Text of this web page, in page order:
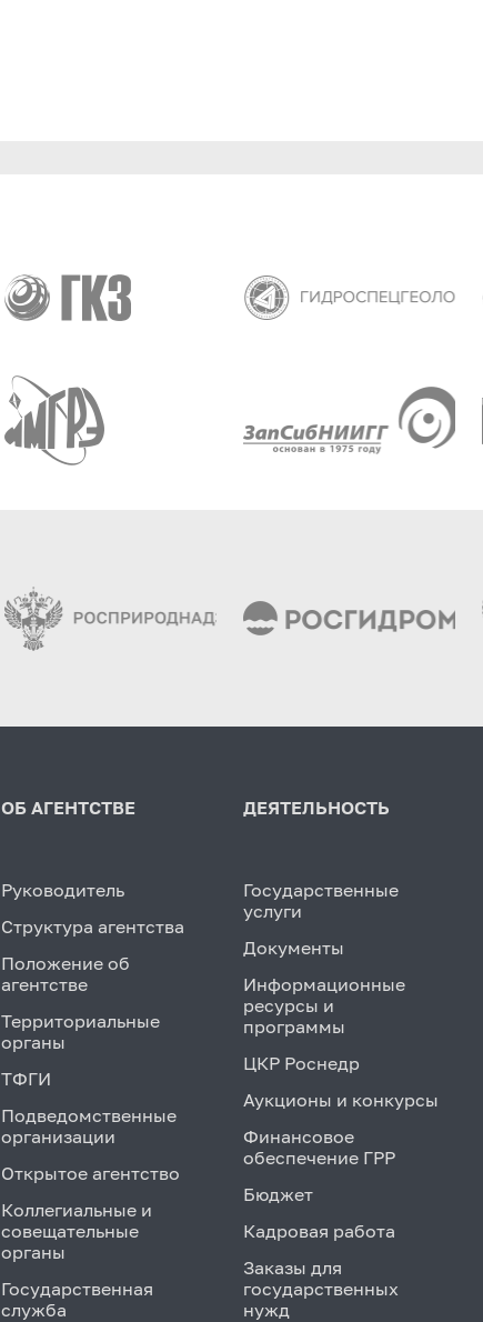
ОБ АГЕНТСТВЕ
Руководитель
Структура агентства
Положение об
агентстве
Территориальные
органы
ТФГИ
Подведомственные
организации
Открытое агентство
Коллегиальные и
совещательные
органы
Государственная
служба
ДЕЯТЕЛЬНОСТЬ
Государственные
услуги
Документы
Информационные
ресурсы и
программы
ЦКР Роснедр
Аукционы и конкурсы
Финансовое
обеспечение ГРР
Бюджет
Кадровая работа
Заказы для
государственных
нужд